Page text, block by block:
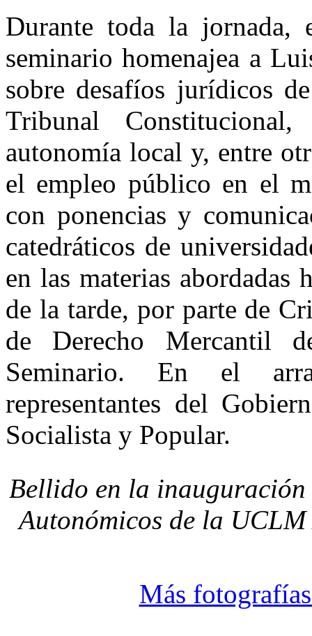
Durante toda la jornada,
seminario homenajea a
sobre desafíos jurídicos
Tribunal
autonomía local y, entre
el empleo público en el
con ponencias y
catedráticos de
en las materias abordadas
de la tarde, por parte de
de Derecho Mercantil
Seminario. En el
representantes del
Socialista y Popular.
Bellido en la inauguración
Autonómicos de la
Más